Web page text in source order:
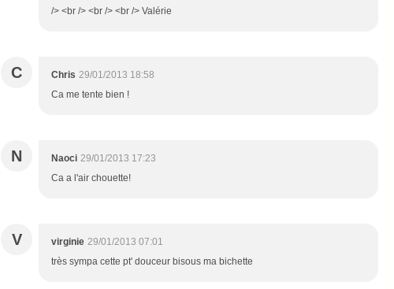
/> <br /> <br /> <br /> Valérie
C Chris 29/01/2013 18:58
Ca me tente bien !
N Naoci 29/01/2013 17:23
Ca a l'air chouette!
V virginie 29/01/2013 07:01
très sympa cette pt' douceur bisous ma bichette